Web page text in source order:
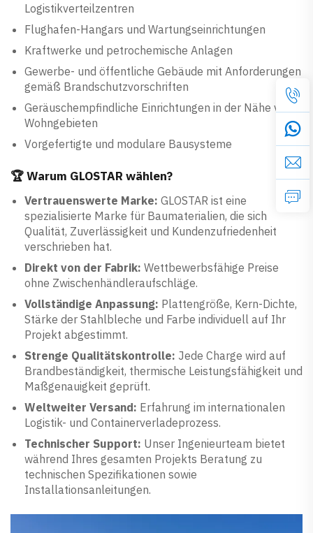
Logistikverteilzentren
Flughafen-Hangars und Wartungseinrichtungen
Kraftwerke und petrochemische Anlagen
Gewerbe- und öffentliche Gebäude mit Anforderungen
gemäß Brandschutzvorschriften
Geräuschempfindliche Einrichtungen in der Nähe von
Wohngebieten
Vorgefertigte und modulare Bausysteme
🏆 Warum GLOSTAR wählen?
Vertrauenswerte Marke: GLOSTAR ist eine
spezialisierte Marke für Baumaterialien, die sich
Qualität, Zuverlässigkeit und Kundenzufriedenheit
verschrieben hat.
Direkt von der Fabrik: Wettbewerbsfähige Preise
ohne Zwischenhändleraufschläge.
Vollständige Anpassung: Plattengröße, Kern-Dichte,
Stärke der Stahlbleche und Farbe individuell auf Ihr
Projekt abgestimmt.
Strenge Qualitätskontrolle: Jede Charge wird auf
Brandbeständigkeit, thermische Leistungsfähigkeit und
Maßgenauigkeit geprüft.
Weltweiter Versand: Erfahrung im internationalen
Logistik- und Containerverladeprozess.
Technischer Support: Unser Ingenieurteam bietet
während Ihres gesamten Projekts Beratung zu
technischen Spezifikationen sowie
Installationsanleitungen.